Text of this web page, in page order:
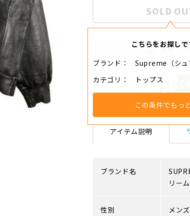
SOLD
こちらをお探しで
ブランド
Supreme（シュ
カテゴリ
トップス
この条件でもっ
分割・
アイテム説明
ブランド名
リー
性別 メンズ